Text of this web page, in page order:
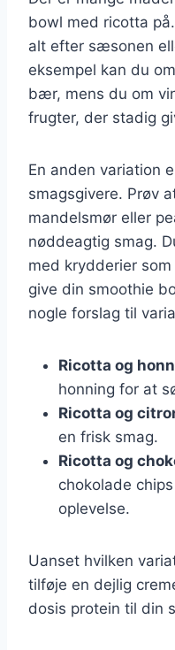
bowl med ricotta
alt efter sæsonen
eksempel kan du
bær, mens du om
frugter, der stadig
En anden variation
smagsgivere. Prøv
mandelsmør eller
nøddeagtig smag.
med krydderier
give din smoothie
nogle forslag til
Ricotta og
honning for at
Ricotta og
en frisk smag.
Ricotta og
chokolade
oplevelse.
Uanset hvilken
tilføje en dejlig
dosis protein til din